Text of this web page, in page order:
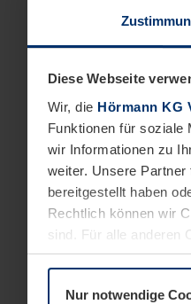
Diese Webseite
Wir, die Hörmann KG
Funktionen für soziale
wir Informationen zu
weiter. Unsere
bereitgestellt haben
Rechtlich können wir
sind. Für alle anderen
Erläuterung auf der
Nur notwendige